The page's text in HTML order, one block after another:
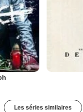
Les séries similaires